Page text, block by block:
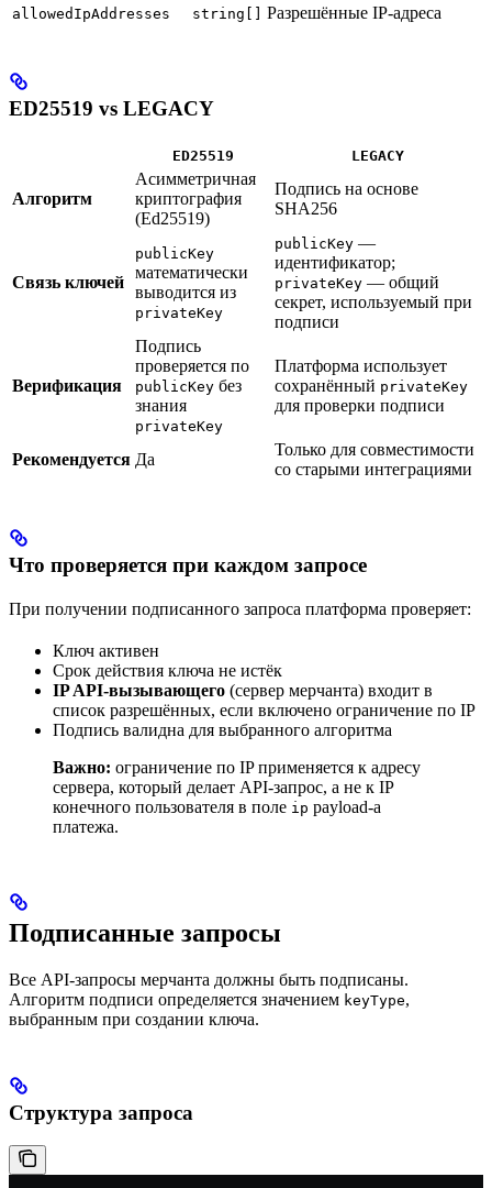
allowedIpAddresses string[] Разрешённые IP-адреса
ED25519 vs LEGACY
ED25519 LEGACY
Алгоритм
Асимметричная
криптография
(Ed25519)
Подпись на основе
SHA256
Связь ключей
publicKey
математически
выводится из
privateKey
publicKey —
идентификатор;
privateKey — общий
секрет, используемый при
подписи
Верификация
Подпись
проверяется по
publicKey без
знания
privateKey
Платформа использует
сохранённый privateKey
для проверки подписи
Рекомендуется Да
Только для совместимости
со старыми интеграциями
Что проверяется при каждом запросе
При получении подписанного запроса платформа проверяет:
Ключ активен
Срок действия ключа не истёк
IP API-вызывающего (сервер мерчанта) входит в
список разрешённых, если включено ограничение по IP
Подпись валидна для выбранного алгоритма
Важно: ограничение по IP применяется к адресу
сервера, который делает API-запрос, а не к IP
конечного пользователя в поле ip payload-а
платежа.
Подписанные запросы
Все API-запросы мерчанта должны быть подписаны.
Алгоритм подписи определяется значением keyType,
выбранным при создании ключа.
Структура запроса